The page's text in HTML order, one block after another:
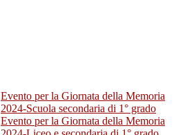
Evento per la Giornata della Memoria
2024-Scuola secondaria di 1° grado
Evento per la Giornata della Memoria